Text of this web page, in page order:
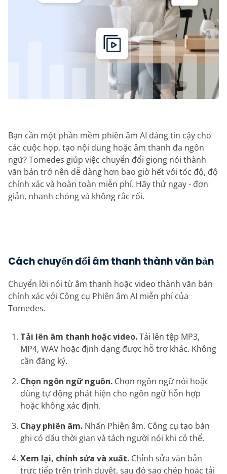
Bạn cần một phần mềm phiên âm AI đáng tin cậy cho
các cuộc họp, tạo nội dung hoặc âm thanh đa ngôn
ngữ? Tomedes giúp việc chuyển đổi giọng nói thành
văn bản trở nên dễ dàng hơn bao giờ hết với tốc độ, độ
chính xác và hoàn toàn miễn phí. Hãy thử ngay - đơn
giản, nhanh chóng và không rắc rối.
Cách chuyển đổi âm thanh thành văn bản
Chuyển lời nói từ âm thanh hoặc video thành văn bản
chính xác với Công cụ Phiên âm AI miễn phí của
Tomedes.
Tải lên âm thanh hoặc video.Tải lên tệp MP3,
MP4, WAV hoặc định dạng được hỗ trợ khác. Không
cần đăng ký.
Chọn ngôn ngữ nguồn. Chọn ngôn ngữ nói hoặc
dùng tự động phát hiện cho ngôn ngữ hỗn hợp
hoặc không xác định.
Chạy phiên âm. Nhấn Phiên âm. Công cụ tạo bản
ghi có dấu thời gian và tách người nói khi có thể.
Xem lại, chỉnh sửa và xuất. Chỉnh sửa văn bản
trực tiếp trên trình duyệt, sau đó sao chép hoặc tải